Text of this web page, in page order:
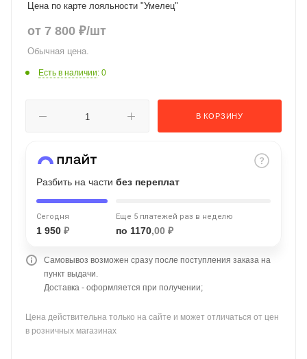
Цена по карте лояльности "Умелец"
от 7 800 ₽/шт
Обычная цена.
Есть в наличии: 0
В КОРЗИНУ
Разбить на части без переплат
Сегодня
1 950 ₽
Еще 5 платежей раз в неделю
по 1170,00 ₽
Самовывоз возможен сразу после поступления заказа на
пункт выдачи.
Доставка - оформляется при получении;
Цена действительна только на сайте и может отличаться от цен
в розничных магазинах
Подробнее
об оплате Плайтом
раз в 2
недели
Остались вопросы?